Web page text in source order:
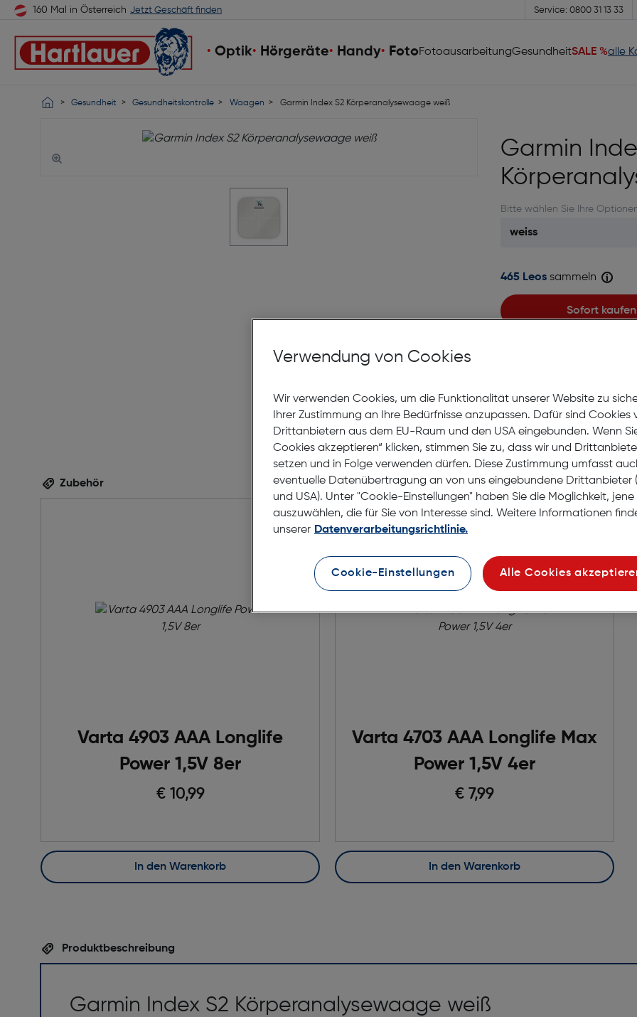
160 Mal in Österreich Jetzt Geschäft finden Service: 0800 31 13 33
Optik Hörgeräte Handy FotoFotoausarbeitungGesundheitSALE %alle
Gesundheit Gesundheitskontrolle Waagen Garmin Index S2 Körperanalysewaage weiß
Garmin
Bitte wählen Sie Ihre
465 Leos sammeln
Sofort kaufen
Nach Hause liefern
Selbstabholung in
Zubehör
Varta 4903 AAA Longlife
Power 1,5V 8er
€ 10,99
In den Warenkorb
Varta 4703 AAA Longlife Max
Power 1,5V 4er
€ 7,99
In den Warenkorb
Produktbeschreibung
Garmin Index S2 Körperanalysewaage weiß
Verwendung von Cookies
Wir verwenden Cookies, um die Funktionalität unserer Website zu
Ihrer Zustimmung an Ihre Bedürfnisse anzupassen. Dafür sind Cookies
Drittanbietern aus dem EU-Raum und den USA eingebunden. Wenn
Cookies akzeptieren“ klicken, stimmen Sie zu, dass wir und
setzen und in Folge verwenden dürfen. Diese Zustimmung umfasst
eventuelle Datenübertragung an von uns eingebundene Drittanbieter
und USA). Unter "Cookie-Einstellungen" haben Sie die Möglichkeit,
auszuwählen, die für Sie von Interesse sind. Weitere Informationen
unserer Datenverarbeitungsrichtlinie.
Cookie-Einstellungen Alle Cookies